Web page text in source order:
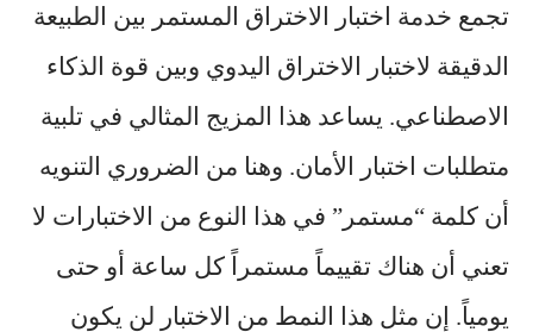
تجمع خدمة اختبار الاختراق المستمر بين الطبيعة
الدقيقة لاختبار الاختراق اليدوي وبين قوة الذكاء
الاصطناعي. يساعد هذا المزيج المثالي في تلبية
متطلبات اختبار الأمان. وهنا من الضروري التنويه
أن كلمة “مستمر” في هذا النوع من الاختبارات لا
تعني أن هناك تقييماً مستمراً كل ساعة أو حتى
يومياً. إن مثل هذا النمط من الاختبار لن يكون